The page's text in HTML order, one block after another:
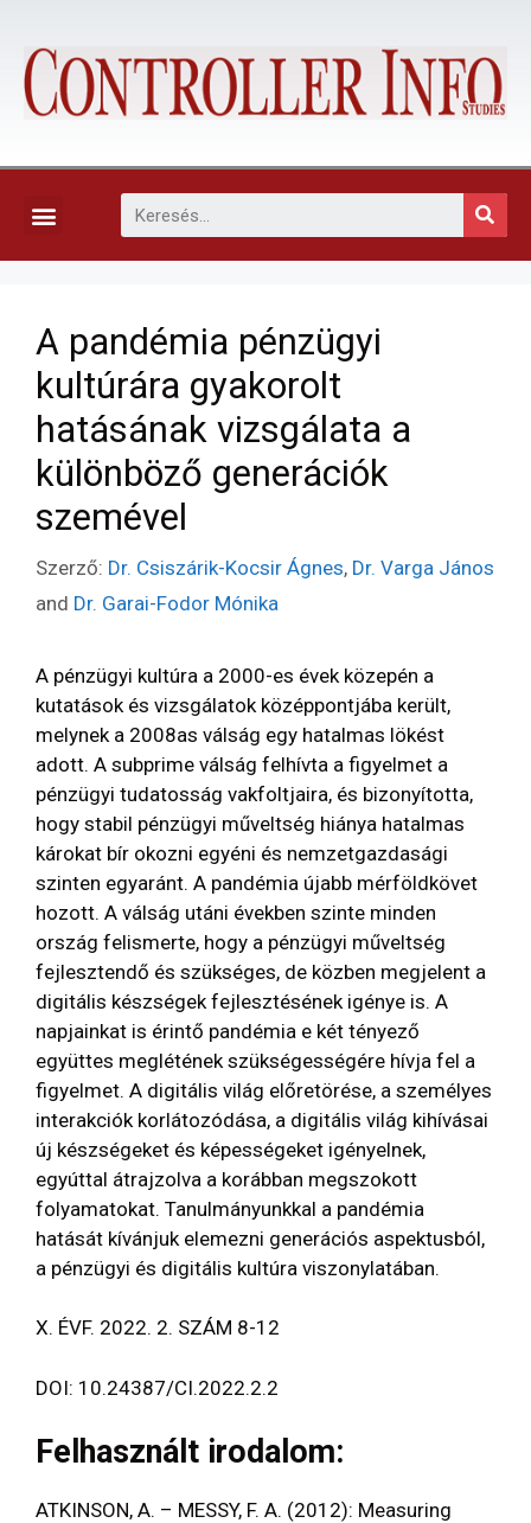
A pandémia pénzügyi
kultúrára gyakorolt
hatásának vizsgálata a
különböző generációk
szemével
Szerző: Dr. Csiszárik-Kocsir Ágnes, Dr. Varga János
and Dr. Garai-Fodor Mónika
A pénzügyi kultúra a 2000-es évek közepén a
kutatások és vizsgálatok középpontjába került,
melynek a 2008as válság egy hatalmas lökést
adott. A subprime válság felhívta a figyelmet a
pénzügyi tudatosság vakfoltjaira, és bizonyította,
hogy stabil pénzügyi műveltség hiánya hatalmas
károkat bír okozni egyéni és nemzetgazdasági
szinten egyaránt. A pandémia újabb mérföldkövet
hozott. A válság utáni években szinte minden
ország felismerte, hogy a pénzügyi műveltség
fejlesztendő és szükséges, de közben megjelent a
digitális készségek fejlesztésének igénye is. A
napjainkat is érintő pandémia e két tényező
együttes meglétének szükségességére hívja fel a
figyelmet. A digitális világ előretörése, a személyes
interakciók korlátozódása, a digitális világ kihívásai
új készségeket és képességeket igényelnek,
egyúttal átrajzolva a korábban megszokott
folyamatokat. Tanulmányunkkal a pandémia
hatását kívánjuk elemezni generációs aspektusból,
a pénzügyi és digitális kultúra viszonylatában.
X. ÉVF. 2022. 2. SZÁM 8-12
DOI: 10.24387/CI.2022.2.2
Felhasznált irodalom:
ATKINSON, A. – MESSY, F. A. (2012): Measuring